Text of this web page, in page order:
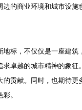
的商业环境和城市设
地标，不仅仅是一座建
卓越的城市精神的象
贡献。同时，也期待
。